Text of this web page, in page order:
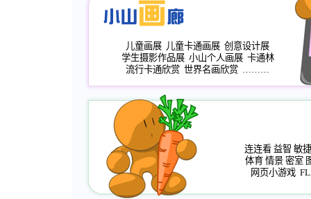
儿童画展 儿童卡通画展 创意设计展
学生摄影作品展 小山个人画展 卡通林
流行卡通欣赏 世界名画欣赏 ………
连连看 益智 敏捷
体育 情景 密室
网页小游戏